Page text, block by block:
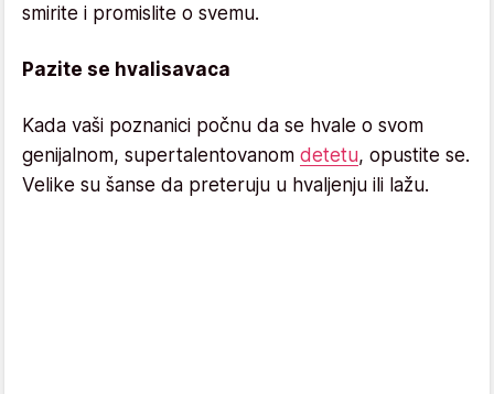
smirite i promislite o svemu.
Pazite se hvalisavaca
Kada vaši poznanici počnu da se hvale o svom
genijalnom, supertalentovanom detetu, opustite se.
Velike su šanse da preteruju u hvaljenju ili lažu.